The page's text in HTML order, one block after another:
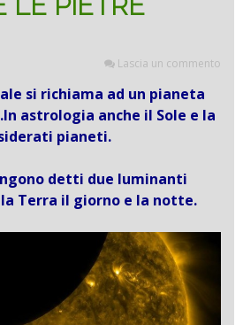
Lascia un commento
si richiama ad un pianeta
astrologia anche il Sole e la
pianeti.
detti due luminanti
Terra il giorno e la notte.